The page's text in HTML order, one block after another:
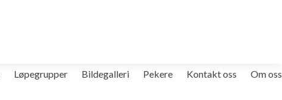
Løpegrupper Bildegalleri Pekere Kontakt oss Om oss